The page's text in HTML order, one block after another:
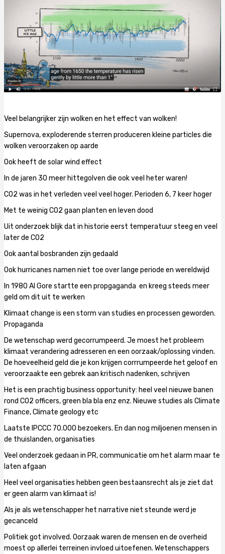
Veel belangrijker zijn wolken en het effect van wolken!
Supernova, exploderende sterren produceren kleine particles die
wolken veroorzaken op aarde
Ook heeft de solar wind effect
In de jaren 30 meer hittegolven die ook veel heter waren!
CO2 was in het verleden veel veel hoger. Perioden 6, 7 keer hoger
Met te weinig CO2 gaan planten en leven dood
Uit onderzoek blijk dat in historie eerst temperatuur steeg en veel
later de CO2
Ook aantal bosbranden zijn gedaald
Ook hurricanes namen niet toe over lange periode en wereldwijd
In 1980 Al Gore startte een propgaganda en kreeg steeds meer
geld om dit uit te werken
Klimaat change is een storm van studies en processen geworden.
Propaganda
De wetenschap werd gecorrumpeerd. Je moest het probleem
klimaat verandering adresseren en een oorzaak/oplossing vinden.
De hoeveelheid geld die je kon krijgen corrrumpeerde het geloof en
veroorzaakte een gebrek aan kritisch nadenken, schrijven
Het is een prachtig business opportunity: heel veel nieuwe banen
rond CO2 officers, green bla bla enz enz. Nieuwe studies als Climate
Finance, Climate geology etc
Laatste IPCCC 70.000 bezoekers. En dan nog miljoenen mensen in
de thuislanden, organisaties
Veel onderzoek gedaan in PR, communicatie om het alarm maar te
laten afgaan
Heel veel organisaties hebben geen bestaansrecht als je ziet dat
er geen alarm van klimaat is!
Als je als wetenschapper het narrative niet steunde werd je
gecanceld
Politiek got involved. Oorzaak waren de mensen en de overheid
moest op allerlei terreinen invloed uitoefenen. Wetenschappers